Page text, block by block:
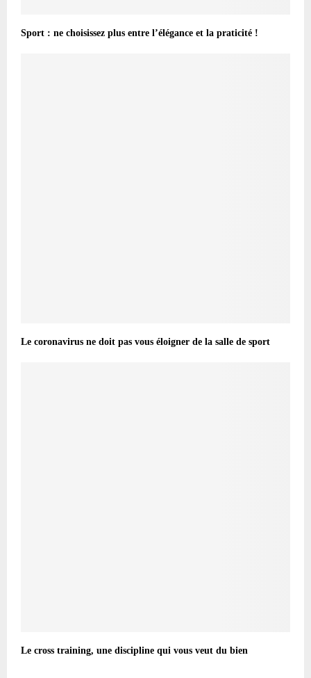
Sport : ne choisissez plus entre l’élégance et la praticité !
Le coronavirus ne doit pas vous éloigner de la salle de sport
Le cross training, une discipline qui vous veut du bien